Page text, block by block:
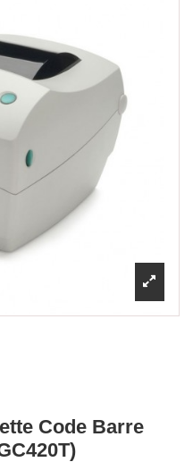
Code Barre